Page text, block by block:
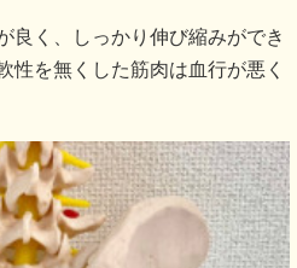
良く、しっかり伸び縮みができ
性を無くした筋肉は血行が悪く